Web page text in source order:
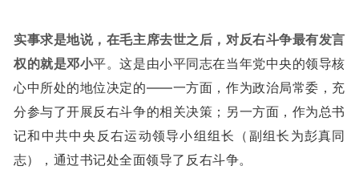
实事求是地说，在毛主席去世之后，对反右斗争最有发言
权的就是邓小平。这是由小平同志在当年党中央的领导核
心中所处的地位决定的——一方面，作为政治局常委，充
分参与了开展反右斗争的相关决策；另一方面，作为总书
记和中共中央反右运动领导小组组长（副组长为彭真同
志），通过书记处全面领导了反右斗争。